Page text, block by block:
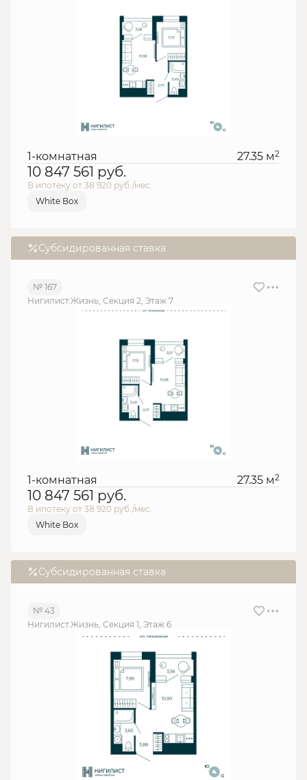
1-комнатная 27.35 м2
10 847 561 руб.
В ипотеку от 38 920 руб./мес.
White Box
Субсидированная ставка
№ 167
Нигилист.Жизнь, Секция 2, Этаж 7
1-комнатная 27.35 м2
10 847 561 руб.
В ипотеку от 38 920 руб./мес.
White Box
Субсидированная ставка
№ 43
Нигилист.Жизнь, Секция 1, Этаж 6